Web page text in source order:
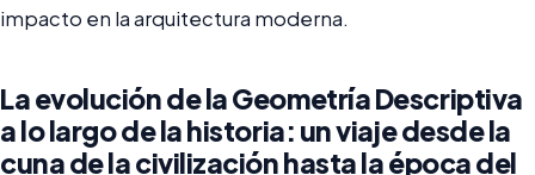
impacto en la arquitectura moderna.
La evolución de la Geometría Descriptiva
a lo largo de la historia: un viaje desde la
cuna de la civilización hasta la época del